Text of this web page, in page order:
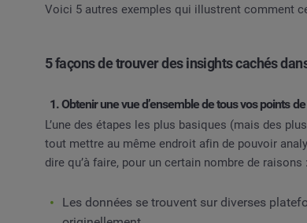
Voici 5 autres exemples qui illustrent comment
5 façons de trouver des insights cachés
1. Obtenir une vue d’ensemble de tous vos points
L’une des étapes les plus basiques (mais des
tout mettre au même endroit afin de pouvoir
dire qu’à faire, pour un certain nombre de raisons :
Les données se trouvent sur diverses